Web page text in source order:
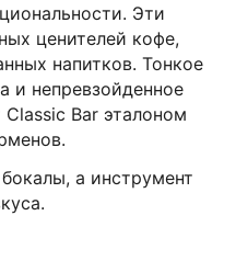
Эти
ценителей кофе,
напитков. Тонкое
и непревзойденное
Bar эталоном
а инструмент